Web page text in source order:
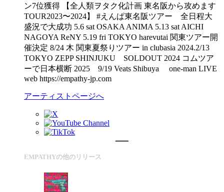
ン7位獲得 【全人類ヲタク化計画 東名阪から攻めます
TOUR2023〜2024】 #えんぱ東名阪ツアー 全日程大
盛況で大成功 5.6 sat OSAKA ANIMA 5.13 sat AICHI
NAGOYA ReNY 5.19 fri TOKYO harevutai 関東ツアー開
催決定 8/24 木 関東夏祭りツアー in clubasia 2024.2/13
TOKYO ZEPP SHINJUKU SOLDOUT 2024 コムツア
ーで日本横断 2025 9/19 Veats Shibuya one-man LIVE
web https://empathy-jp.com
アーティストページへ
EMPATHYの他のリリース